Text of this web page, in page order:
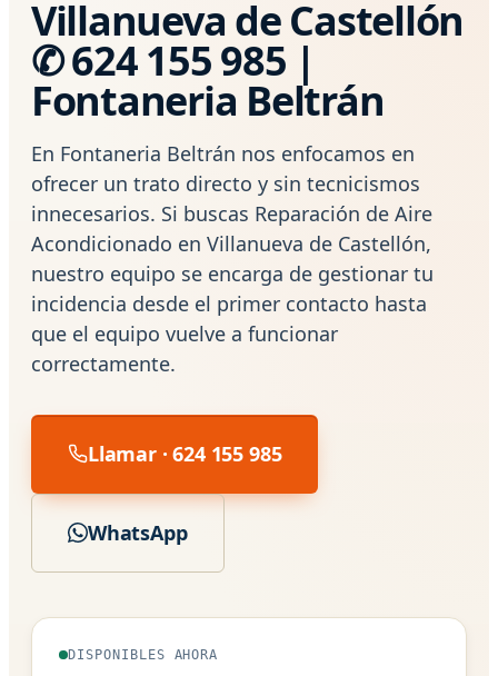
Villanueva de Castellón
✆ 624 155 985 |
Fontaneria Beltrán
En Fontaneria Beltrán nos enfocamos en
ofrecer un trato directo y sin tecnicismos
innecesarios. Si buscas Reparación de Aire
Acondicionado en Villanueva de Castellón,
nuestro equipo se encarga de gestionar tu
incidencia desde el primer contacto hasta
que el equipo vuelve a funcionar
correctamente.
Llamar · 624 155 985
WhatsApp
DISPONIBLES AHORA